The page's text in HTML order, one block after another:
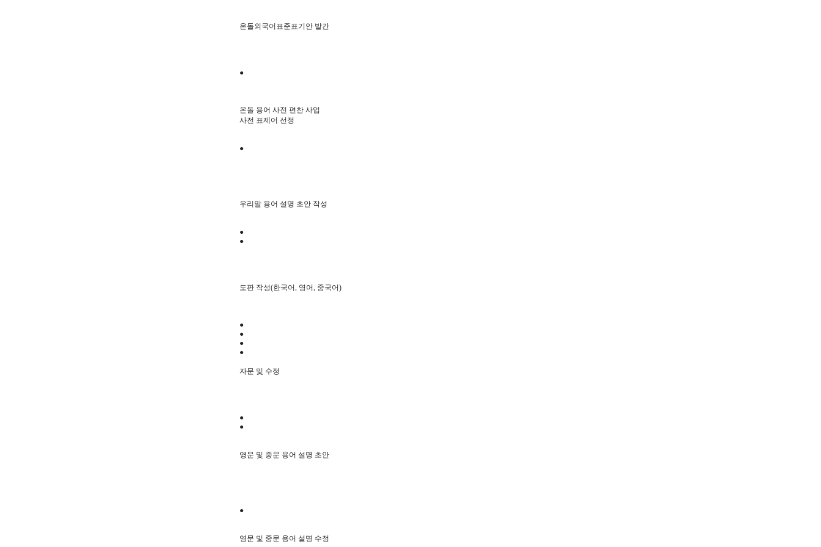
온돌외국어표준표기안 발간
●
온돌 용어 사전 편찬 사업
사전 표제어 선정
●
우리말 용어 설명 초안 작성
●
●
도판 작성(한국어, 영어, 중국어)
●
●
●
●
자문 및 수정
●
●
영문 및 중문 용어 설명 초안
●
영문 및 중문 용어 설명 수정